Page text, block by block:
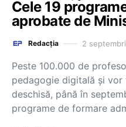
Cele 19
aprobate de
Redacția 2
Peste 100.000 de
pedagogie digitală și vor
deschisă, până în
programe de formare